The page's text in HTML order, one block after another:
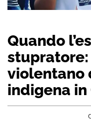
Quando
violentano
indigena